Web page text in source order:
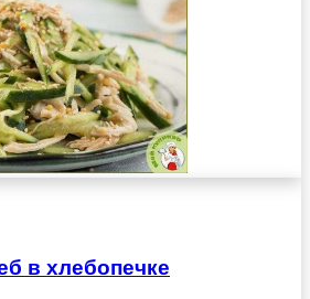
в хлебопечке